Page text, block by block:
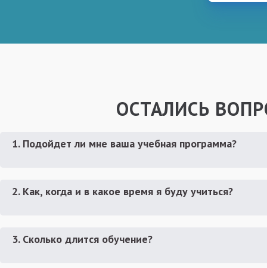
ОСТАЛИСЬ
1. Подойдет ли мне ваша учебная программа?
2. Как, когда и в какое время я буду учиться?
3. Сколько длится обучение?